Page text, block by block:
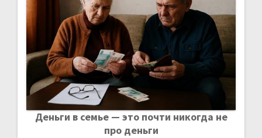
Деньги в семье — это почти никогда не
про деньги
п
о
з
а
п